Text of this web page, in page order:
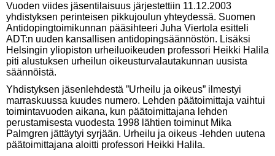
Vuoden viides jäsentilaisuus järjestettiin 11.12.2003
yhdistyksen perinteisen pikkujoulun yhteydessä. Suomen
Antidopingtoimikunnan pääsihteeri Juha Viertola esitteli
ADT:n uuden kansallisen antidopingsäännöstön. Lisäksi
Helsingin yliopiston urheiluoikeuden professori Heikki Halila
piti alustuksen urheilun oikeusturvalautakunnan uusista
säännöistä.
Yhdistyksen jäsenlehdestä ”Urheilu ja oikeus” ilmestyi
marraskuussa kuudes numero. Lehden päätoimittaja vaihtui
toimintavuoden aikana, kun päätoimittajana lehden
perustamisesta vuodesta 1998 lähtien toiminut Mika
Palmgren jättäytyi syrjään. Urheilu ja oikeus -lehden uutena
päätoimittajana aloitti professori Heikki Halila.